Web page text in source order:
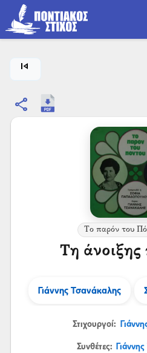
skip_previous
share
Το παρόν του
Τη
Γιάννης Τσανάκαλης
Στιχουργοί:
Συνθέτες: